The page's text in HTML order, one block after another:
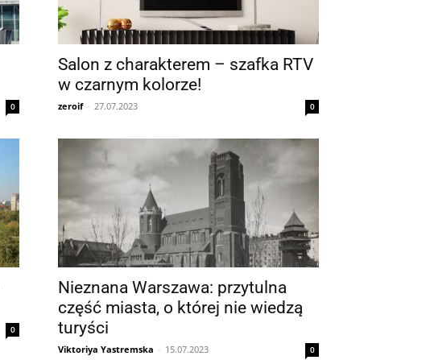
0
Salon z charakterem – szafka RTV
w czarnym kolorze!
zeroif - 27.07.2023 0
0
Nieznana Warszawa: przytulna
część miasta, o której nie wiedzą
turyści
Viktoriya Yastremska - 15.07.2023 0